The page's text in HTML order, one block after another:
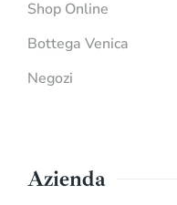
Shop Online
Bottega Venica
Negozi
Azienda